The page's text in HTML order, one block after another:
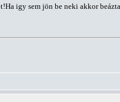
igy sem jön be neki akkor